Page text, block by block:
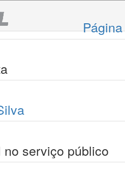
serviço público